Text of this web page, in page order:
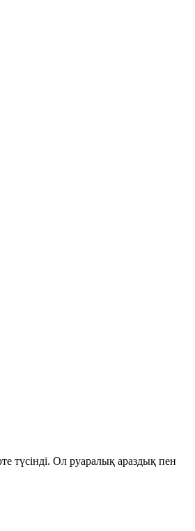
түсінді. Ол руаралық араздық пен